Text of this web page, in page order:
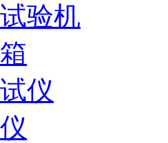
验机
仪